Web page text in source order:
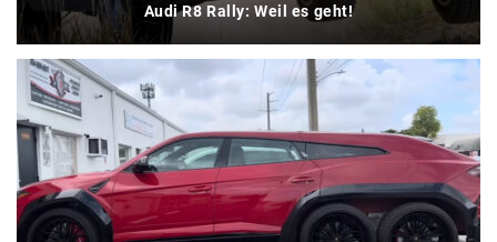
Audi R8 Rally: Weil es geht!